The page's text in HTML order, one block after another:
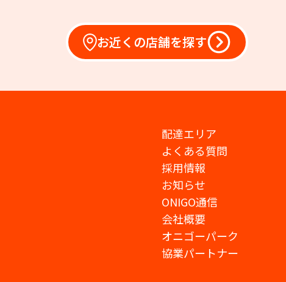
お近くの店舗を探す
配達エリア
よくある質問
採用情報
お知らせ
ONIGO通信
会社概要
オニゴーパーク
協業パートナー